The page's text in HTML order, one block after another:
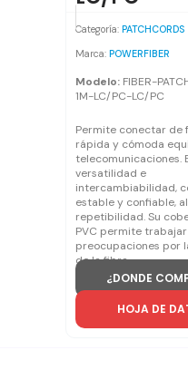
Categoría: PATCHCORDS
Marca: POWERFIBER
Modelo: FIBER-
1M-LC/PC-LC/PC
Permite conectar de
rápida y cómoda
telecomunicaciones.
versatilidad e
intercambiabilidad,
estable y confiable,
repetibilidad. Su
PVC permite trabajar
preocupaciones por
de la fibra.
¿DONDE
HOJA DE